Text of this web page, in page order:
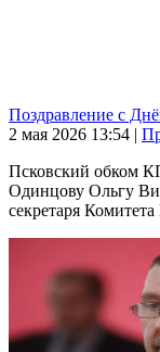
Поздравление с
2 мая 2026 13:54 |
Псковский обком
Одинцову Ольгу
секретаря